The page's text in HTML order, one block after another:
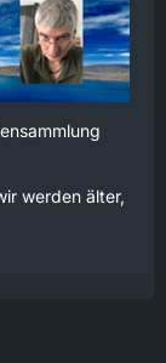
werden älter,